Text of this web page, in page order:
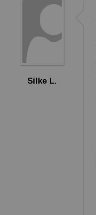
Silke L.